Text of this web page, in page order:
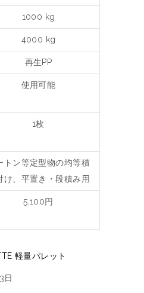
1000 kg
4000 kg
再生PP
使用可能
1枚
トン等定型物の均等積
け、平置き・段積み用
5,100円
軽量パレット
日